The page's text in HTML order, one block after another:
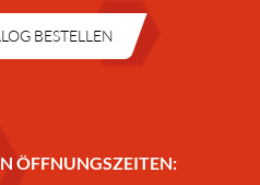
BESTELLEN
ÖFFNUNGSZEITEN: